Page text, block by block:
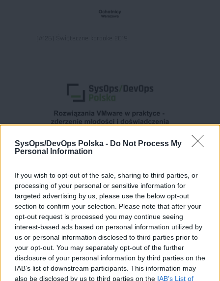
SysOps/DevOps Polska - Do Not Process My
Personal Information
If you wish to opt-out of the sale, sharing to third parties, or
processing of your personal or sensitive information for
targeted advertising by us, please use the below opt-out
section to confirm your selection. Please note that after your
opt-out request is processed you may continue seeing
interest-based ads based on personal information utilized by
us or personal information disclosed to third parties prior to
your opt-out. You may separately opt-out of the further
disclosure of your personal information by third parties on the
IAB’s list of downstream participants. This information may
also be disclosed by us to third parties on the IAB’s List of
zderzenie młodości i doświadczenia